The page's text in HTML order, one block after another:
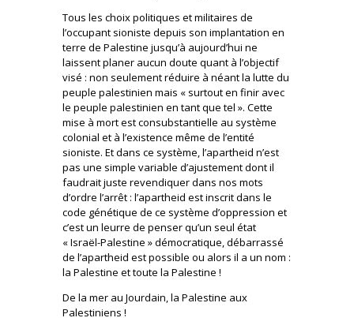
Tous les choix politiques et militaires de
l’occupant sioniste depuis son implantation en
terre de Palestine jusqu’à aujourd’hui ne
laissent planer aucun doute quant à l’objectif
visé : non seulement réduire à néant la lutte du
peuple palestinien mais « surtout en finir avec
le peuple palestinien en tant que tel ». Cette
mise à mort est consubstantielle au système
colonial et à l’existence même de l’entité
sioniste. Et dans ce système, l’apartheid n’est
pas une simple variable d’ajustement dont il
faudrait juste revendiquer dans nos mots
d’ordre l’arrêt : l’apartheid est inscrit dans le
code génétique de ce système d’oppression et
c’est un leurre de penser qu’un seul état
« Israël-Palestine » démocratique, débarrassé
de l’apartheid est possible ou alors il a un nom :
la Palestine et toute la Palestine !
De la mer au Jourdain, la Palestine aux
Palestiniens !